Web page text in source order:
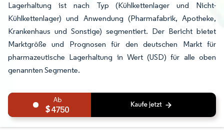
Lagerhaltung ist nach Typ (Kühlkettenlager und Nicht-
Kühlkettenlager) und Anwendung (Pharmafabrik, Apotheke,
Krankenhaus und Sonstige) segmentiert. Der Bericht bietet
Marktgröße und Prognosen für den deutschen Markt für
pharmazeutische Lagerhaltung in Wert (USD) für alle oben
genannten Segmente.
4750